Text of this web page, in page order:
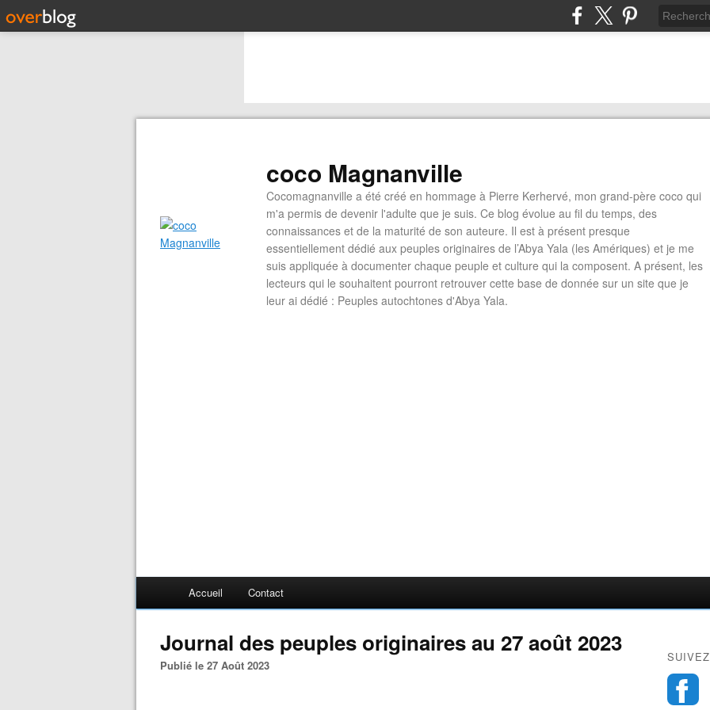
coco Magnanville
Cocomagnanville a été créé en hommage à Pierre Kerhervé, mon grand-père coco qui
m'a permis de devenir l'adulte que je suis. Ce blog évolue au fil du temps, des
connaissances et de la maturité de son auteure. Il est à présent presque
essentiellement dédié aux peuples originaires de l’Abya Yala (les Amériques) et je me
suis appliquée à documenter chaque peuple et culture qui la composent. A présent, les
lecteurs qui le souhaitent pourront retrouver cette base de donnée sur un site que je
leur ai dédié : Peuples autochtones d'Abya Yala.
Accueil Contact
Journal des peuples originaires au 27 août 2023
Publié le 27 Août 2023